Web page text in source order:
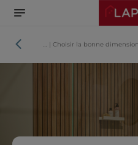
directement
contenu
Tutoriels | Choisir la bonne